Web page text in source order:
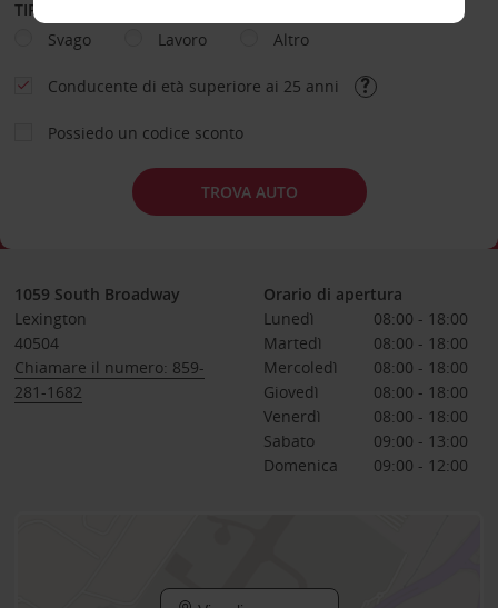
TIPOLOGIA DI NOLEGGIO
Svago
Lavoro Altro
Conducente di età superiore ai 25 anni
Possiedo un codice sconto
TROVA AUTO
1059 South Broadway
Lexington
40504
Chiamare il numero: 859-
281-1682
Orario di apertura
Lunedì
08:00 - 18:00
Martedì
08:00 - 18:00
Mercoledì
08:00 - 18:00
Giovedì
08:00 - 18:00
Venerdì
08:00 - 18:00
Sabato
09:00 - 13:00
Domenica
09:00 - 12:00